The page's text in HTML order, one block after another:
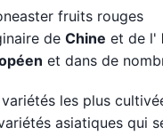
fruits rouges
de Chine et de l'
et dans de
variétés les plus
asiatiques qui